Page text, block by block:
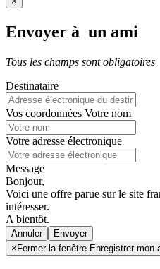
Envoyer à un ami
Tous les champs sont obligatoires
Destinataire
Vos coordonnées Votre nom
Votre adresse électronique
Message
Bonjour,
Voici une offre parue sur le site
intéresser.
A bientôt.
Annuler
× Fermer la fenêtre Enregistrer mon